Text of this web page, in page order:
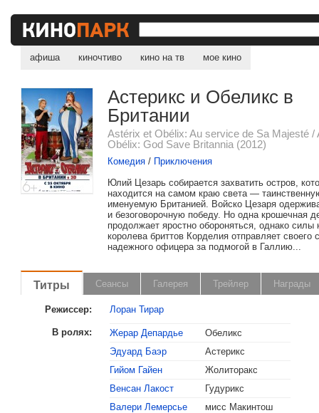
афиша киночтиво кино на тв мое кино
Астерикс и Обеликс в
Британии
Astérix et Obélix: Au service de Sa Majesté /
Obélix: God Save Britannia (2012)
Комедия / Приключения
Юлий Цезарь собирается захватить остров,
находится на самом краю света —
именуемую Британией. Войско Цезаря
и безоговорочную победу. Но одна крошечная
продолжает яростно обороняться, однако силы
королева бриттов Корделия отправляет своего
надежного офицера за подмогой в Галлию...
Титры Сеансы Галерея Трейлер Награды
Режиссер: Лоран Тирар
В ролях: Жерар Депардье
Обеликс
Эдуард Баэр
Астерикс
Гийом Гайен
Жолиторакс
Венсан Лакост
Гудурикс
Валери Лемерсье
мисс Макинтош